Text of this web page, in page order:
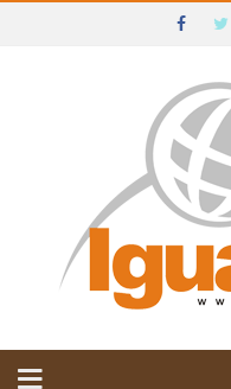
IGUAÍ E SUDOESTE